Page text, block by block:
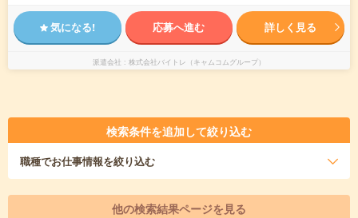
気になる! 応募へ進む 詳しく見る
派遣会社 株式会社バイトレ（キャムコムグループ）
検索条件を追加して絞り込む
職種でお仕事情報を絞り込む
他の検索結果ページを見る